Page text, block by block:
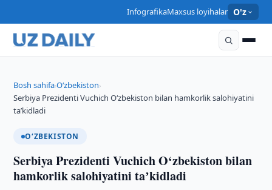
InfografikaMaxsus loyihalar O'z
Bosh sahifa›O‘zbekiston›
Serbiya Prezidenti Vuchich O‘zbekiston bilan hamkorlik salohiyatini
taʼkidladi
O‘ZBEKISTON
Serbiya Prezidenti Vuchich O‘zbekiston bilan
hamkorlik salohiyatini taʼkidladi